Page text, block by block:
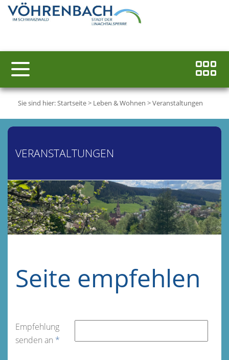
Sie sind hier:Startseite> Leben & Wohnen >Veranstaltungen
VERANSTALTUNGEN
Seite empfehlen
Empfehlung
senden an *